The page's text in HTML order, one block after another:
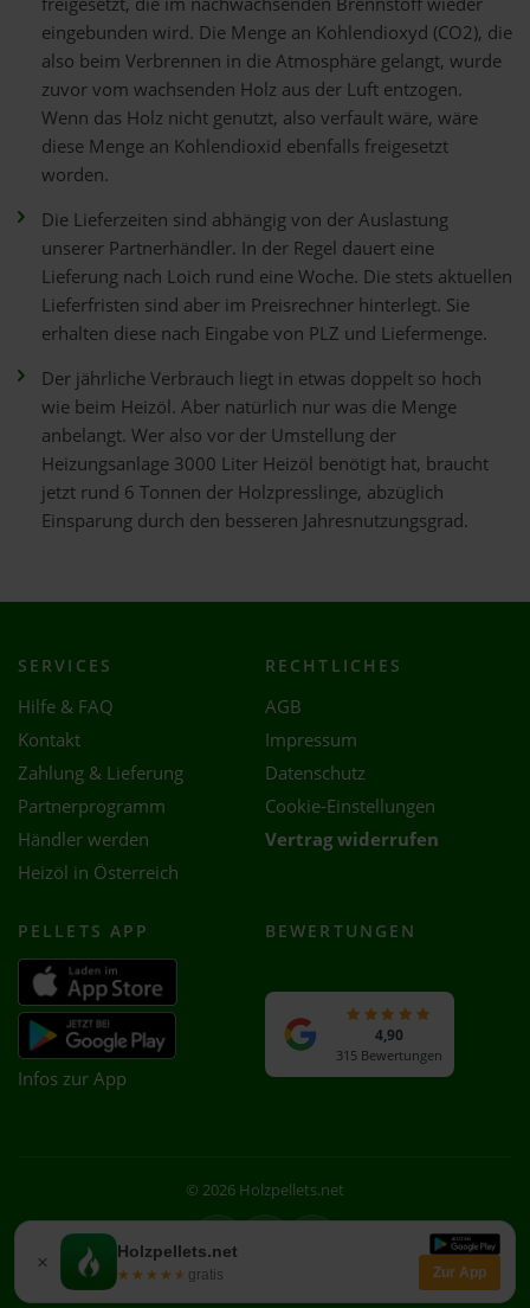
eingebunden wird. Die Menge an Kohlendioxyd (CO2), die
also beim Verbrennen in die Atmosphäre gelangt, wurde
zuvor vom wachsenden Holz aus der Luft entzogen.
Wenn das Holz nicht genutzt, also verfault wäre, wäre
diese Menge an Kohlendioxid ebenfalls freigesetzt
worden.
Die Lieferzeiten sind abhängig von der Auslastung
unserer Partnerhändler. In der Regel dauert eine
Lieferung nach Loich rund eine Woche. Die stets aktuellen
Lieferfristen sind aber im Preisrechner hinterlegt. Sie
erhalten diese nach Eingabe von PLZ und Liefermenge.
Der jährliche Verbrauch liegt in etwas doppelt so hoch
wie beim Heizöl. Aber natürlich nur was die Menge
anbelangt. Wer also vor der Umstellung der
Heizungsanlage 3000 Liter Heizöl benötigt hat, braucht
jetzt rund 6 Tonnen der Holzpresslinge, abzüglich
Einsparung durch den besseren Jahresnutzungsgrad.
× Holzpellets.net
★★★★★
★★★★★ gratis Zur App
SERVICES
Hilfe & FAQ
Kontakt
Zahlung & Lieferung
Partnerprogramm
Händler werden
Heizöl in Österreich
RECHTLICHES
AGB
Impressum
Datenschutz
Cookie-Einstellungen
Vertrag widerrufen
PELLETS APP
Infos zur App
BEWERTUNGEN
4,90
315 Bewertungen
© 2026 Holzpellets.net
Facebook